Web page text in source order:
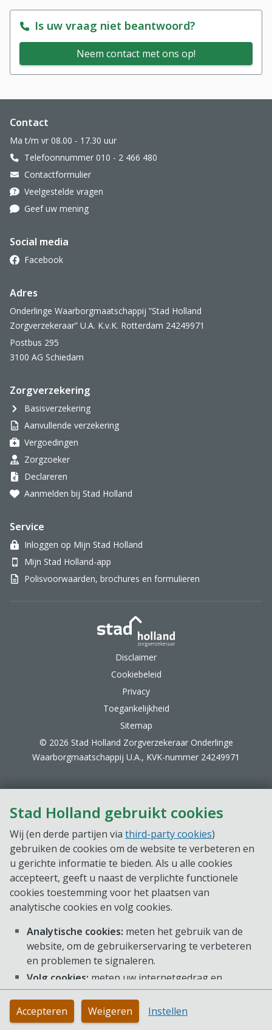
Stad Holland gebruikt cookies
Wij (en derde partijen via third-party cookies)
gebruiken de cookies om de website te verbeteren en
u gerichte informatie te bieden. Als u alle cookies
accepteert, geeft u naast de verplichte functionele
cookies toestemming voor het plaatsen van
analytische cookies en volg cookies.
Analytische cookies: meten het gebruik van de
website, om de gebruikerservaring te verbeteren
en problemen te signaleren.
Volg cookies: meten uw internetgedrag en
voorkeuren, zodat we gerichte informatie op onze
website kunnen aanbieden. Deze cookies kunnen
ook op andere websites gebruikt worden.
Accepteren Weigeren Instellen
Is uw vraag niet beantwoord?
Neem contact met ons op!
Website footer
Contact
Ma t/m vr 08.00 - 17.30 uur
Telefoonnummer 010 - 2 466 480
Contactformulier
Veelgestelde vragen
Geef uw mening
Social media
Facebook
Adres
Onderlinge Waarborgmaatschappij ”Stad Holland
Zorgverzekeraar” U.A. K.v.K. Rotterdam 24249971
Postbus 295
3100 AG Schiedam
Zorgverzekering
Basisverzekering
Aanvullende verzekering
Vergoedingen
Zorgzoeker
Declareren
Aanmelden bij Stad Holland
Service
Inloggen op Mijn Stad Holland
Mijn Stad Holland-app
Polisvoorwaarden, brochures en formulieren
Disclaimer
Cookiebeleid
Privacy
Toegankelijkheid
Sitemap
© 2026 Stad Holland Zorgverzekeraar Onderlinge
Waarborgmaatschappij U.A., KVK-nummer 24249971